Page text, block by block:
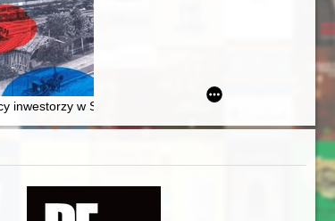
wiecznej Rzeczypospolitej
inwestorzy w Sopocie : prestiż finansowy i towarzyski